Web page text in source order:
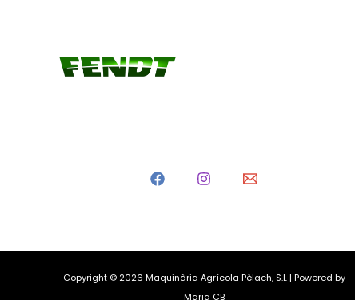
Copyright © 2026 Maquinària Agrícola Pèlach, S.L | Powered by
Maria CB